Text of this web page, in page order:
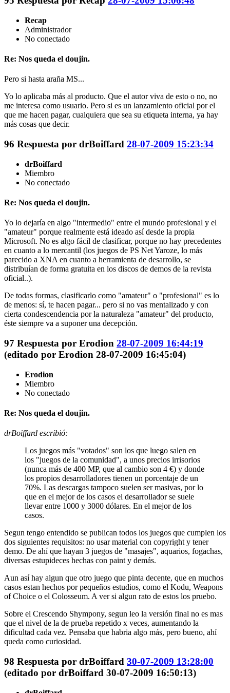
Recap
Administrador
No conectado
Re: Nos queda el doujin.
Pero si hasta araña MS...
Yo lo aplicaba más al producto. Que el autor viva de esto o no, no
me interesa como usuario. Pero si es un lanzamiento oficial por el
que me hacen pagar, cualquiera que sea su etiqueta interna, ya hay
más cosas que decir.
96 Respuesta por drBoiffard 28-07-2009 15:23:34
drBoiffard
Miembro
No conectado
Re: Nos queda el doujin.
Yo lo dejaría en algo "intermedio" entre el mundo profesional y el
"amateur" porque realmente está ideado así desde la propia
Microsoft. No es algo fácil de clasificar, porque no hay precedentes
en cuanto a lo mercantil (los juegos de PS Net Yaroze, lo más
parecido a XNA en cuanto a herramienta de desarrollo, se
distribuían de forma gratuita en los discos de demos de la revista
oficial..).
De todas formas, clasificarlo como "amateur" o "profesional" es lo
de menos: sí, te hacen pagar... pero si no vas mentalizado y con
cierta condescendencia por la naturaleza "amateur" del producto,
éste siempre va a suponer una decepción.
97 Respuesta por Erodion 28-07-2009 16:44:19
(editado por Erodion 28-07-2009 16:45:04)
Erodion
Miembro
No conectado
Re: Nos queda el doujin.
drBoiffard escribió:
Los juegos más "votados" son los que luego salen en
los "juegos de la comunidad", a unos precios irrisorios
(nunca más de 400 MP, que al cambio son 4 €) y donde
los propios desarrolladores tienen un porcentaje de un
70%. Las descargas tampoco suelen ser masivas, por lo
que en el mejor de los casos el desarrollador se suele
llevar entre 1000 y 3000 dólares. En el mejor de los
casos.
Segun tengo entendido se publican todos los juegos que cumplen los
dos siguientes requisitos: no usar material con copyright y tener
demo. De ahí que hayan 3 juegos de "masajes", aquarios, fogachas,
diversas estupideces hechas con paint y demás.
Aun así hay algun que otro juego que pinta decente, que en muchos
casos estan hechos por pequeños estudios, como el Kodu, Weapons
of Choice o el Colosseum. A ver si algun rato de estos los pruebo.
Sobre el Crescendo Shympony, segun leo la versión final no es mas
que el nivel de la de prueba repetido x veces, aumentando la
dificultad cada vez. Pensaba que habria algo más, pero bueno, ahí
queda como curiosidad.
98 Respuesta por drBoiffard 30-07-2009 13:28:00
(editado por drBoiffard 30-07-2009 16:50:13)